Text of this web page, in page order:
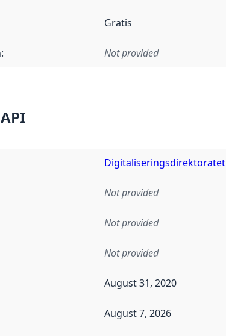
Gratis
: Not provided
Digitaliseringsdirektoratet
Not provided
Not provided
Not provided
August 31, 2020
August 7, 2026